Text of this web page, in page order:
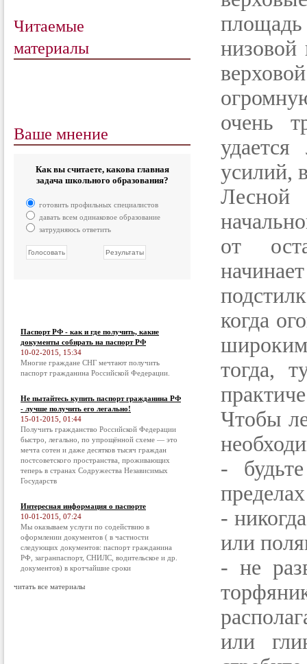
Читаемые
материалы
Ваше мнение
Как вы считаете, какова главная
задача школьного образования?
готовить профильных специалистов
давать всем одинаковое образование
затрудняюсь ответить
Паспорт РФ - как и где получить, какие
документы собирать на паспорт РФ
10-02-2015, 15:34
Многие граждане СНГ мечтают получить
паспорт гражданина Российской Федерации.
Не пытайтесь купить паспорт гражданина РФ
- лучше получить его легально!
15-01-2015, 01:44
Получить гражданство Российской Федерации
быстро, легально, по упрощённой схеме — это
мечта сотен и даже десятков тысяч граждан
постсоветского пространства, проживающих
теперь в странах Содружества Независимых
Государств
Интересная информация о паспорте
10-01-2015, 07:24
Мы оказываем услуги по содействию в
оформлении документов ( в частности
следующих документов: паспорт гражданина
РФ, загранпаспорт, СНИЛС, водительское и др.
документов) в кротчайшие сроки
читать все материалы
низовой
очень
усилий,
от
когда
тогда,
Чтобы
-
-
или
- не
или